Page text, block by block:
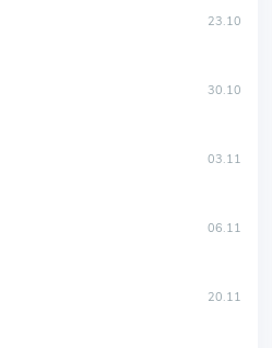
23.10
30.10
03.11
06.11
20.11